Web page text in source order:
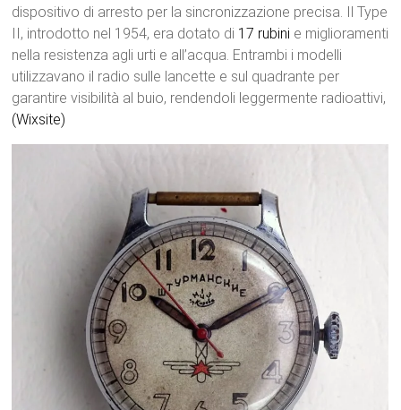
dispositivo di arresto per la sincronizzazione precisa. Il Type
II, introdotto nel 1954, era dotato di 17 rubini e miglioramenti
nella resistenza agli urti e all’acqua. Entrambi i modelli
utilizzavano il radio sulle lancette e sul quadrante per
garantire visibilità al buio, rendendoli leggermente radioattivi,
(Wixsite)